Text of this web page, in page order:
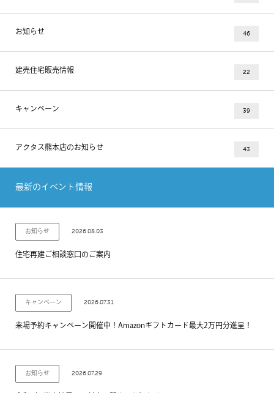
お知らせ 46
建売住宅販売情報 22
キャンペーン 39
アクタス熊本店のお知らせ 43
最新のイベント情報
お知らせ 2026.08.03
住宅再建ご相談窓口のご案内
キャンペーン 2026.07.31
来場予約キャンペーン開催中！Amazonギフトカード最大2万円分進呈！
お知らせ 2026.07.29